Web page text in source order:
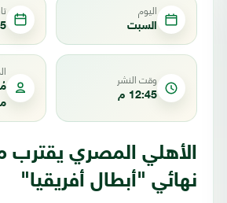
اليوم
السبت 15
وقت النشر
12:45 م
الأهلي المصري
نهائي "أبطال أفريقيا"